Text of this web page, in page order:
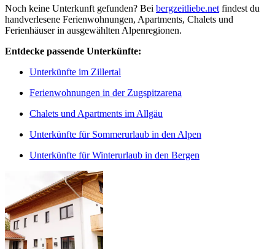
Noch keine Unterkunft gefunden? Bei bergzeitliebe.net findest du
handverlesene Ferienwohnungen, Apartments, Chalets und
Ferienhäuser in ausgewählten Alpenregionen.
Entdecke passende Unterkünfte:
Unterkünfte im Zillertal
Ferienwohnungen in der Zugspitzarena
Chalets und Apartments im Allgäu
Unterkünfte für Sommerurlaub in den Alpen
Unterkünfte für Winterurlaub in den Bergen